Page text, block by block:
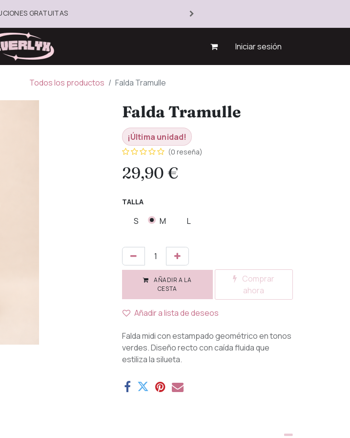
GRATUITAS
Iniciar sesión
Todos los productos Falda Tramulle
Falda Tramulle
¡Última unidad!
(0 reseña)
29,90 €
TALLA
S M L
AÑADIR A LA
CESTA
Comprar
ahora
Añadir a lista de deseos
Falda midi con estampado geométrico en tonos
verdes. Diseño recto con caída fluida que
estiliza la silueta.